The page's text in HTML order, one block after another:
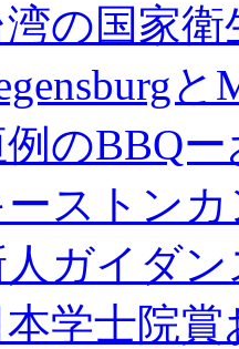
湾の国家
のBBQ
ーストン
人ガイダ
本学士院